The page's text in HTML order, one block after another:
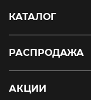
КАТАЛОГ
РАСПРОДАЖА
АКЦИИ